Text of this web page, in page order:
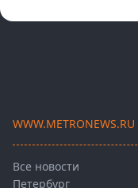
WWW.METRONEWS.RU
Все новости
Петербург